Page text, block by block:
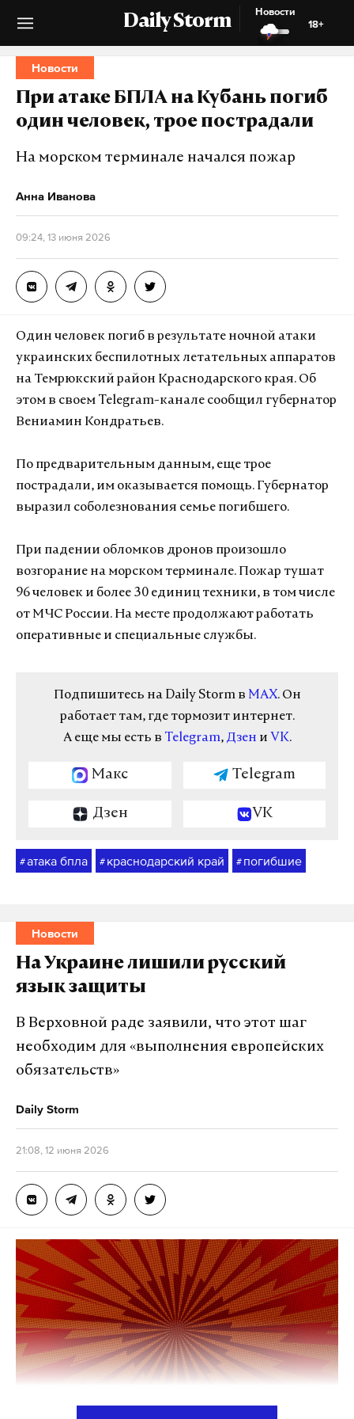
Daily Storm
Новости
18+
Новости
При атаке БПЛА на Кубань погиб
один человек, трое пострадали
На морском терминале начался пожар
Анна Иванова
09:24, 13 июня 2026
Один человек погиб в результате ночной атаки
украинских беспилотных летательных аппаратов
на Темрюкский район Краснодарского края. Об
этом в своем Telegram-канале сообщил губернатор
Вениамин Кондратьев.
По предварительным данным, еще трое
пострадали, им оказывается помощь. Губернатор
выразил соболезнования семье погибшего.
При падении обломков дронов произошло
возгорание на морском терминале. Пожар тушат
96 человек и более 30 единиц техники, в том числе
от МЧС России. На месте продолжают работать
оперативные и специальные службы.
Подпишитесь на Daily Storm в MAX. Он
работает там, где тормозит интернет.
А еще мы есть в Telegram, Дзен и VK.
Макс Telegram
Дзен VK
#атака бпла # краснодарский край # погибшие
Новости
На Украине лишили русский
язык защиты
В Верховной раде заявили, что этот шаг
необходим для «выполнения европейских
обязательств»
Daily Storm
21:08, 12 июня 2026